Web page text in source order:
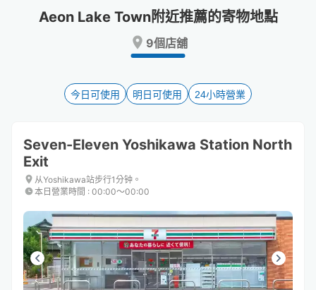
a
date.
keyboard
shortcuts
for
changing
date.
key
to
keyboard
for
changing
Aeon Lake Town附近推薦的寄物地點
9個店舖
今日可使用 明日可使用 24小時營業
Seven-Eleven Yoshikawa Station North
Exit
从Yoshikawa站步行1分钟。
本日營業時間 : 00:00〜00:00